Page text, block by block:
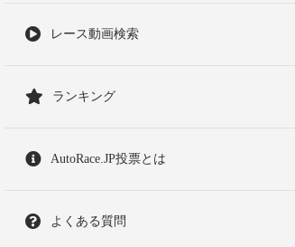
レース動画検索
ランキング
AutoRace.JP投票とは
よくある質問